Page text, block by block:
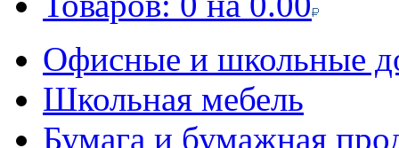
Офисные и школьные
Школьная мебель
Бумага и бумажная